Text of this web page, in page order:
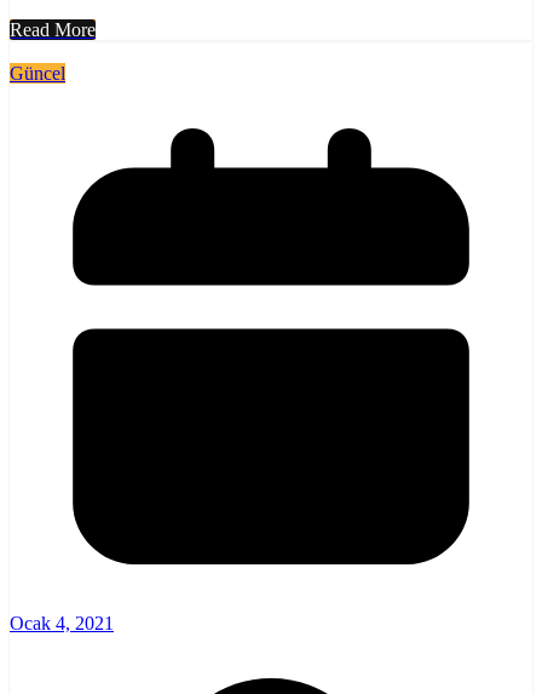
Read More
Güncel
Ocak 4, 2021